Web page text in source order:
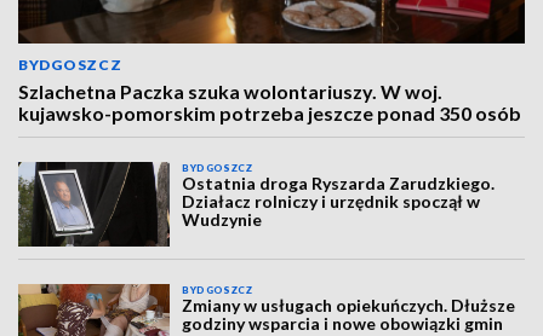
BYDGOSZCZ
Szlachetna Paczka szuka wolontariuszy. W woj.
kujawsko-pomorskim potrzeba jeszcze ponad 350 osób
BYDGOSZCZ
Ostatnia droga Ryszarda Zarudzkiego.
Działacz rolniczy i urzędnik spoczął w
Wudzynie
BYDGOSZCZ
Zmiany w usługach opiekuńczych. Dłuższe
godziny wsparcia i nowe obowiązki gmin